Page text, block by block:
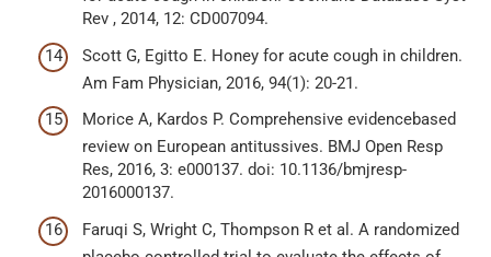
Rev , 2014, 12: CD007094.
Scott G, Egitto E. Honey for acute cough in children.
Am Fam Physician, 2016, 94(1): 20-21.
Morice A, Kardos P. Comprehensive evidencebased
review on European antitussives. BMJ Open Resp
Res, 2016, 3: e000137. doi: 10.1136/bmjresp-
2016000137.
Faruqi S, Wright C, Thompson R et al. A randomized